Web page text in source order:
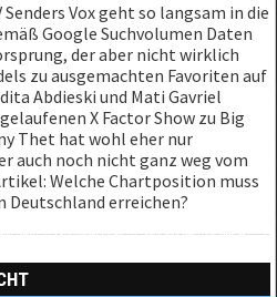
Vox geht so langsam in die
Google Suchvolumen Daten
der aber nicht wirklich
zu ausgemachten Favoriten auf
Abdieski und Mati Gavriel
X Factor Show zu Big
Thet hat wohl eher nur
auch noch nicht ganz weg vom
Welche Chartposition muss
Deutschland erreichen?